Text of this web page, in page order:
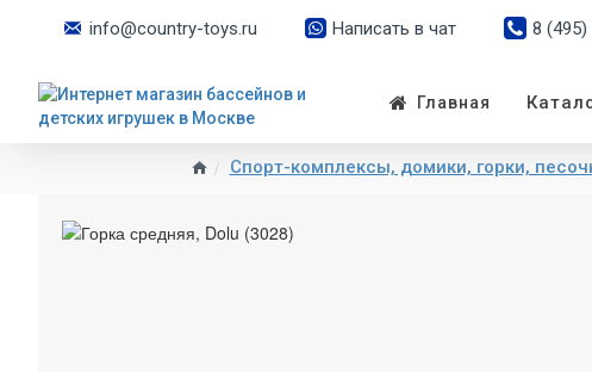
info@country-toys.ru Написать в чат 8
Главная
Спорт-комплексы, домики, горки,